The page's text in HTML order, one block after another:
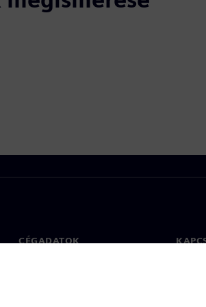
CÉGADATOK